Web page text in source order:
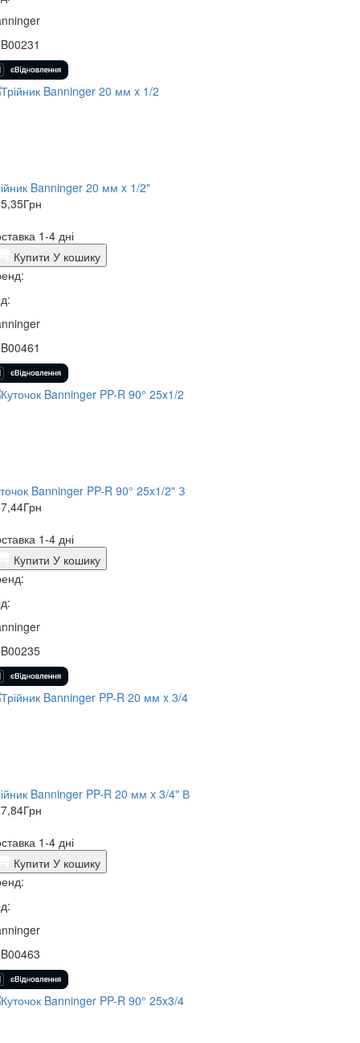
Banninger 20 мм x 1/2"
Грн
1-4 дні
Купити У кошику
Banninger PP-R 90° 25x1/2" З
Грн
1-4 дні
Купити У кошику
Banninger PP-R 20 мм x 3/4" В
Грн
1-4 дні
Купити У кошику